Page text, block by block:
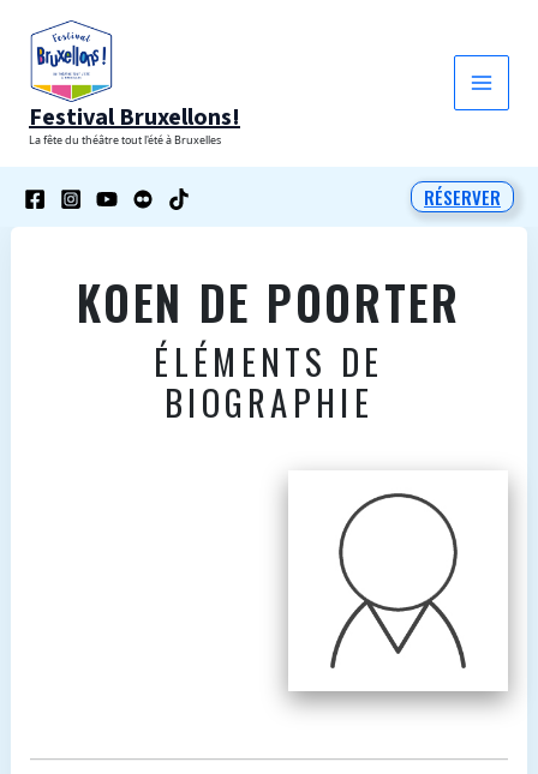
contenu
Festival Bruxellons!
La fête du théâtre tout l'été à Bruxelles
RÉSERVER
KOEN DE POORTER
ÉLÉMENTS DE
BIOGRAPHIE